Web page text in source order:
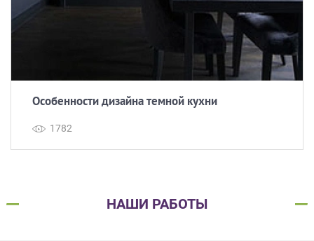
Особенности дизайна темной кухни
1782
НАШИ РАБОТЫ